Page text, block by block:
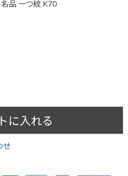
品 一つ紋 K70
に入れる
せ